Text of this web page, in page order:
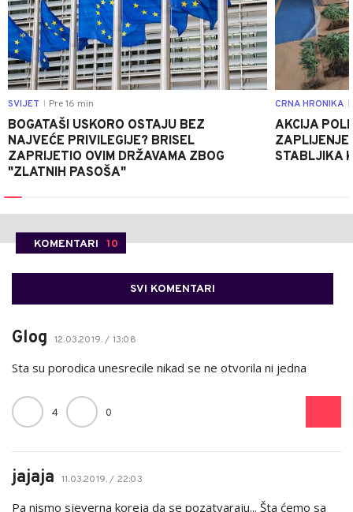
SVIJET Pre 16 min
BOGATAŠI USKORO OSTAJU BEZ
NAJVEĆE PRIVILEGIJE? BRISEL
ZAPRIJETIO OVIM DRŽAVAMA ZBOG
"ZLATNIH PASOŠA"
CRNA HRONIKA
AKCIJA
STABLJIKA
KOMENTARI 10
SVI KOMENTARI
Glog 12.03.2019. / 13:08
Sta su porodica unesrecile nikad se ne otvorila ni jedna
4 0
jajaja 11.03.2019. / 22:03
Pa nismo sjeverna koreja da se pozatvaraju... Šta ćemo sa